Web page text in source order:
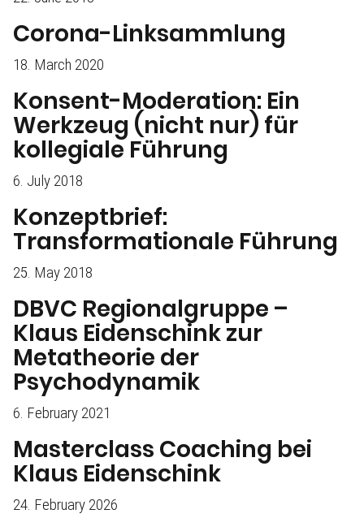
Corona-Linksammlung
18. March 2020
Konsent-Moderation: Ein
Werkzeug (nicht nur) für
kollegiale Führung
6. July 2018
Konzeptbrief:
Transformationale Führung
25. May 2018
DBVC Regionalgruppe –
Klaus Eidenschink zur
Metatheorie der
Psychodynamik
6. February 2021
Masterclass Coaching bei
Klaus Eidenschink
24. February 2026